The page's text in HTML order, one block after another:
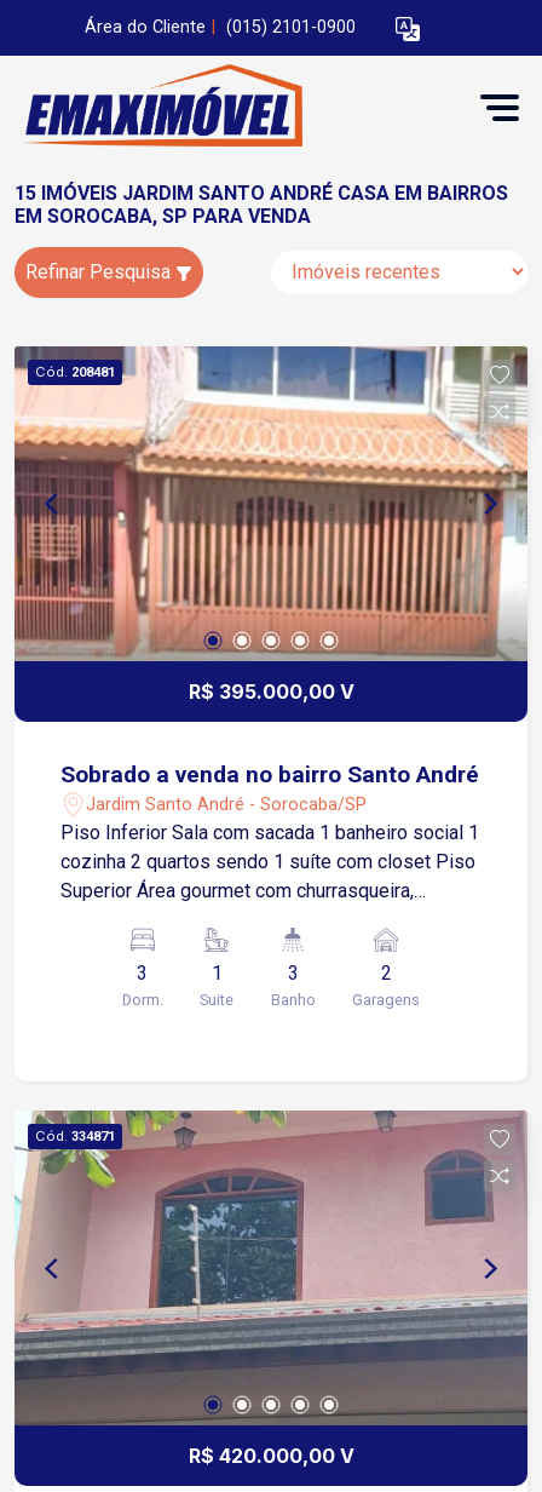
Área do Cliente (015) 2101-0900
15 IMÓVEIS JARDIM SANTO ANDRÉ CASA EM BAIRROS
EM SOROCABA, SP PARA VENDA
Refinar Pesquisa
Cód. 208481
R$ 395.000,00 V
Sobrado a venda no bairro Santo André
Jardim Santo André - Sorocaba/SP
Piso Inferior Sala com sacada 1 banheiro social 1
cozinha 2 quartos sendo 1 suíte com closet Piso
Superior Área gourmet com churrasqueira,
banheiro Garagem e Acessos Garagem coberta
para dois carros Portão com controle remoto
3
Dorm.
1
Suite
3
Banho
2
Garagens
Cód. 334871
R$ 420.000,00 V